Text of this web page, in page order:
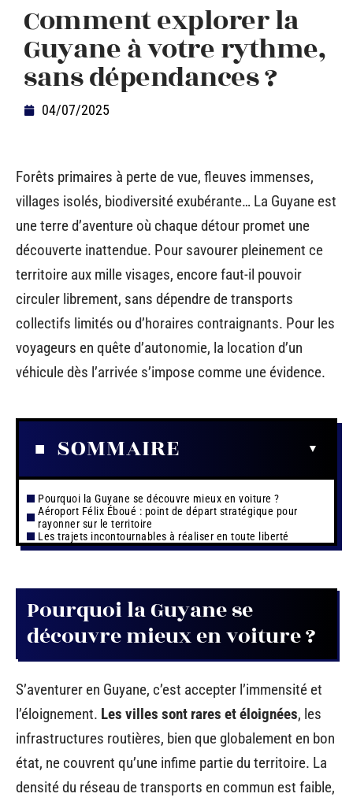
Comment explorer la
Guyane à votre rythme,
sans dépendances ?
04/07/2025
Forêts primaires à perte de vue, fleuves immenses,
villages isolés, biodiversité exubérante… La Guyane est
une terre d’aventure où chaque détour promet une
découverte inattendue. Pour savourer pleinement ce
territoire aux mille visages, encore faut-il pouvoir
circuler librement, sans dépendre de transports
collectifs limités ou d’horaires contraignants. Pour les
voyageurs en quête d’autonomie, la location d’un
véhicule dès l’arrivée s’impose comme une évidence.
SOMMAIRE
Pourquoi la Guyane se découvre mieux en voiture ?
Aéroport Félix Éboué : point de départ stratégique pour
rayonner sur le territoire
Les trajets incontournables à réaliser en toute liberté
Pourquoi la Guyane se
découvre mieux en voiture ?
S’aventurer en Guyane, c’est accepter l’immensité et
l’éloignement. Les villes sont rares et éloignées, les
infrastructures routières, bien que globalement en bon
état, ne couvrent qu’une infime partie du territoire. La
densité du réseau de transports en commun est faible,